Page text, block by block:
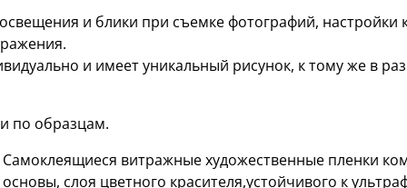
и блики при съемке фотографий,
и имеет уникальный рисунок, к тому же в
по образцам.
Самоклеящиеся витражные художественные пленки
основы, слоя цветного красителя,устойчивого к